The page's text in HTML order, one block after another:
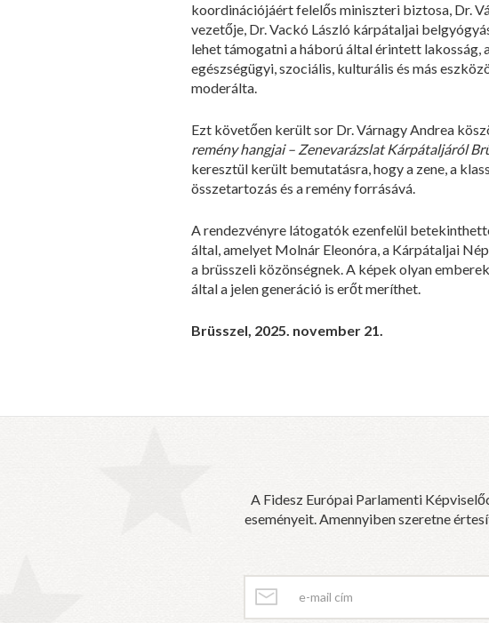
koordinációjáért felelős miniszteri biztosa, Dr.
vezetője, Dr. Vackó László kárpátaljai
lehet támogatni a háború által érintett lakosság,
egészségügyi, szociális, kulturális és más
moderálta.
Ezt követően került sor Dr. Várnagy Andrea
remény hangjai – Zenevarázslat Kárpátaljáról
keresztül került bemutatásra, hogy a zene, a
összetartozás és a remény forrásává.
A rendezvényre látogatók ezenfelül
által, amelyet Molnár Eleonóra, a Kárpátaljai
a brüsszeli közönségnek. A képek olyan
által a jelen generáció is erőt meríthet.
Brüsszel, 2025. november 21.
A Fidesz Európai Parlamenti
eseményeit. Amennyiben szeretne